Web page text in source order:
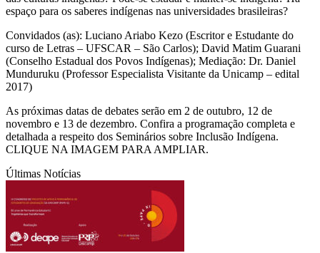
espaço para os saberes indígenas nas universidades brasileiras?
Convidados (as): Luciano Ariabo Kezo (Escritor e Estudante do
curso de Letras – UFSCAR – São Carlos); David Matim Guarani
(Conselho Estadual dos Povos Indígenas); Mediação: Dr. Daniel
Munduruku (Professor Especialista Visitante da Unicamp – edital
2017)
As próximas datas de debates serão em 2 de outubro, 12 de
novembro e 13 de dezembro. Confira a programação completa e
detalhada a respeito dos Seminários sobre Inclusão Indígena.
CLIQUE NA IMAGEM PARA AMPLIAR.
Últimas Notícias